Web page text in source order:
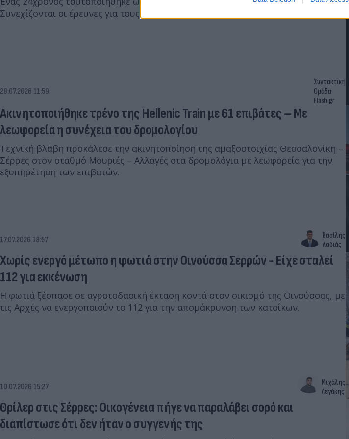
Συνεχίζονται οι έρευνες για τους συνεργούς.
28.07.2026 11:59
Συντακτική
Ομάδα
Flash.gr
Ακινητοποιήθηκε τρένο της Hellenic Train με 61 επιβάτες – Με
λεωφορεία η συνέχεια του δρομολογίου
Τεχνική βλάβη προκάλεσε την ακινητοποίηση της αμαξοστοιχίας Θεσσαλονίκη –
Σέρρες στον σταθμό Μουριές – Αλλαγές στα δρομολόγια με λεωφορεία για την
εξυπηρέτηση των επιβατών.
17.07.2026 18:57
Βασίλης
Λαδιάς
Χωρίς ενεργό μέτωπο η φωτιά στην Οινούσσα Σερρών - Είχε σταλεί
112 για εκκένωση
Η φωτιά ξέσπασε σε αγροτοδασική έκταση κοντά στον οικισμό της Οινούσσας, με
τις Αρχές να ενεργοποιούν το 112 για την απομάκρυνση των κατοίκων.
10.07.2026 15:27
Μιχάλης
Λεγάκης
Θρίλερ στις Σέρρες: Οικογένεια πήγε να παραλάβει σορό και
διαπίστωσε ότι δεν ήταν ο συγγενής της